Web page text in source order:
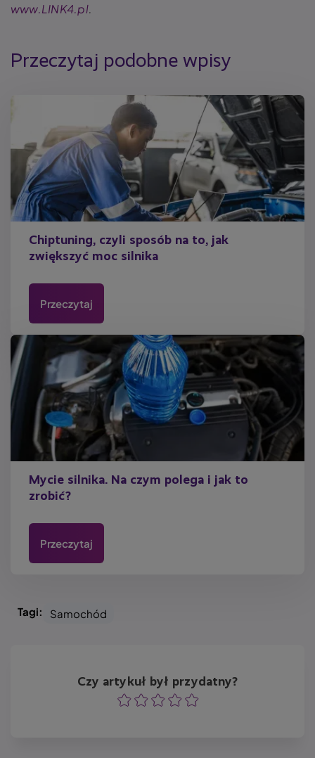
www.LINK4.pl.
Przeczytaj podobne wpisy
Chiptuning, czyli sposób na to, jak
zwiększyć moc silnika
Przeczytaj
Mycie silnika. Na czym polega i jak to
zrobić?
Przeczytaj
Tagi: Samochód
Czy artykuł był przydatny?
OcenaOcenaOcena
OcenaOcena